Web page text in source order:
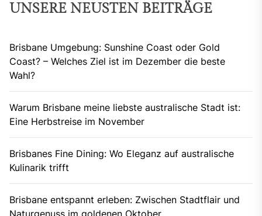
UNSERE NEUSTEN BEITRÄGE
Brisbane Umgebung: Sunshine Coast oder Gold
Coast? – Welches Ziel ist im Dezember die beste
Wahl?
Warum Brisbane meine liebste australische Stadt ist:
Eine Herbstreise im November
Brisbanes Fine Dining: Wo Eleganz auf australische
Kulinarik trifft
Brisbane entspannt erleben: Zwischen Stadtflair und
Naturgenuss im goldenen Oktober